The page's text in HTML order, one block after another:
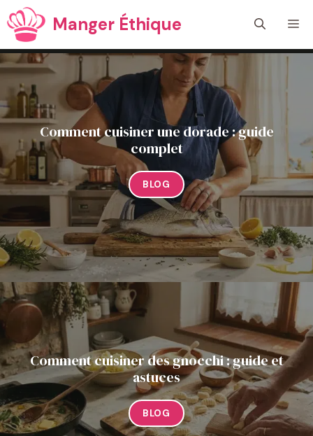
Aller
au
contenu
Manger Éthique
Comment cuisiner une dorade : guide
complet
BLOG
Comment cuisiner des gnocchi : guide et
astuces
BLOG